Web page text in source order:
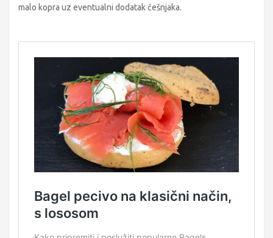
malo kopra uz eventualni dodatak češnjaka.